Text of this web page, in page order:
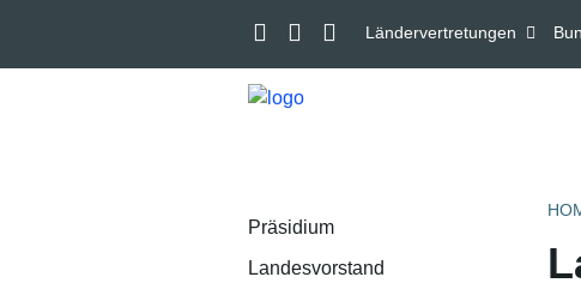
Ländervertretungen
Präsidium
Landesvorstand